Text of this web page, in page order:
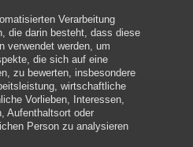
Verarbeitung
die darin besteht, dass diese
verwendet werden, um
die sich auf eine
zu bewerten, insbesondere
wirtschaftliche
Vorlieben, Interessen,
Aufenthaltsort oder
Person zu analysieren